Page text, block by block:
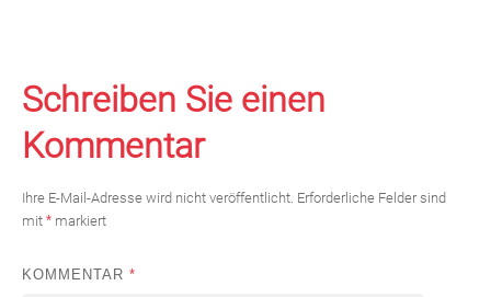
Schreiben Sie einen
Kommentar
Ihre E-Mail-Adresse wird nicht veröffentlicht. Erforderliche Felder sind
mit * markiert
KOMMENTAR *